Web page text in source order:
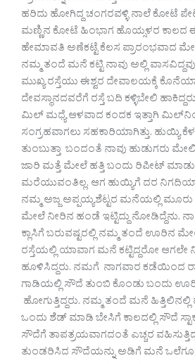
ಹರಿದು ಹೋಗಿದ್ದ ಚಂಗರವಳ್ಳಿ ನಾಲೆ ಕೋಟೆ
ಮಣ್ಣಿನ ಕೋಟೆ ಹಿಂಭಾಗ ಹೊಯ್ಸಳರ ಕಾಲದ
ಹೇಮಾವತಿ ಅಣೆಕಟ್ಟೆ ಕೆಲಸ ಪ್ರಾರಂಭವಾದ
ನಮ್ಮ ತಂದೆ ಮನೆ ಕಟ್ಟಿ ನಾವು ಅಲ್ಲಿ
ಮುಖ್ಯ ರಸ್ತೆಯು ಈಶ್ವರ ದೇವಾಲಯಕ್ಕೆ
ದೇವಸ್ಥಾನದವರೆಗೆ ರಸ್ತೆ ಬದಿ ಕಳ್ಳಿಬೇಲಿ
ಮಿಲ್ ಮಧ್ಯೆ ಆಳವಾದ ಕಂದಕ ಇತ್ತಾಗಿ
ಸಂಗ್ರಹವಾಗಲು ಸಹಕಾರಿಯಾಗಿತ್ತು. ಹುಯ್ಯಿ
ತುಂಬುತ್ತಾ ಬಂದಂತೆ ನಾವು ಹುಡುಗರು
ಜಾರಿ ಮತ್ತೆ ಮೇಲೆ ಹತ್ತಿ ಬಂದು ರಿಪೀಟ್
ಮರೆಯುವಂತಿಲ್ಲ. ಆಗ ಹುಯ್ಯಿಗೆ ದರ
ನಮ್ಮ ಅಜ್ಜ ಅಪ್ಪಯ್ಯಶೆಟ್ಟರ ಮನೆಯಲ್ಲಿ ಮೂರು
ಮೇಲೆ ನೀರಿನ ಹಂಡೆ ಇಟ್ಟಿದ್ದು ನೋಡಿದ್ದೆನು.
ಕ್ಲಾಸಿಗೆ ಬರುವಷ್ಟರಲ್ಲಿ ನಮ್ಮ ತಂದೆ ಊರಿನ
ರಸ್ತೆಯಲ್ಲಿ ಯಾವಾಗ ಮನೆ ಕಟ್ಟಿದ್ದರೋ ಆಗಲೇ
ಹೂಳಿಸಿದ್ದರು. ನಮಗೆ ನಾಗವಾರ ಕಡೆಯಿಂದ
ಗಾಡಿಯಲ್ಲಿ ಸೌದೆ ತುಂಬಿ ಕೊಂಡು ಬಂದು
ಹೋಗುತ್ತಿದ್ದರು. ನಮ್ಮ ತಂದೆ ಮನೆ
ಒಂದು ಶೆಡ್ ಮಾಡಿ ಬೇಸಿಗೆ ಕಾಲದಲ್ಲಿ ಸೌದೆ
ಸೌದೆಗೆ ತಾಪತ್ರಯವಾಗದಂತೆ ಎಚ್ಚರ
ತುಂಡರಿಸಿದ ಸೌದೆಯನ್ನು ಅಡಿಗೆ ಮನೆ ಒಲೆಗೂ